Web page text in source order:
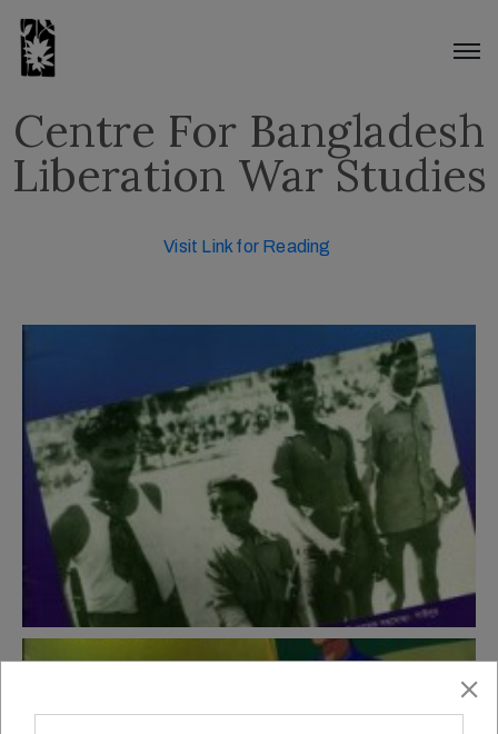
Centre For Bangladesh
Liberation War Studies
Visit Link for Reading